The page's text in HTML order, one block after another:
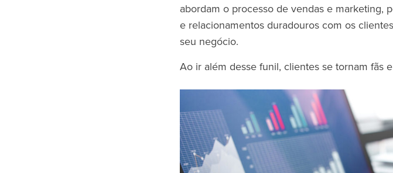
abordam o processo de vendas e marketing,
e relacionamentos duradouros com os
seu negócio.
Ao ir além desse funil, clientes se tornam fãs